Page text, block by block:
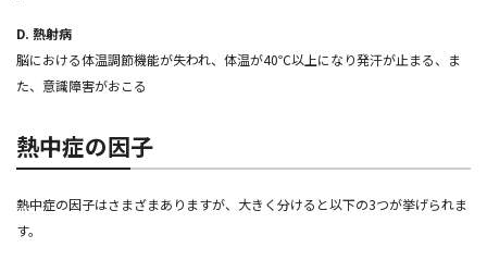
D. 熱射病
脳における体温調節機能が失われ、体温が40℃以上になり発汗が止まる、ま
た、意識障害がおこる
熱中症の因子
熱中症の因子はさまざまありますが、大きく分けると以下の3つが挙げられま
す。